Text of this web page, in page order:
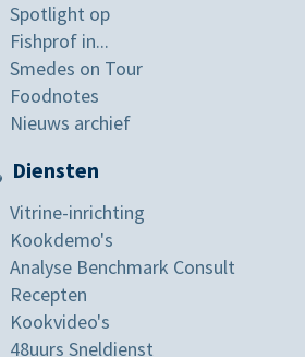
Spotlight op
Fishprof in...
Smedes on Tour
Foodnotes
Nieuws archief
Diensten
Vitrine-inrichting
Kookdemo's
Analyse Benchmark Consult
Recepten
Kookvideo's
48uurs Sneldienst